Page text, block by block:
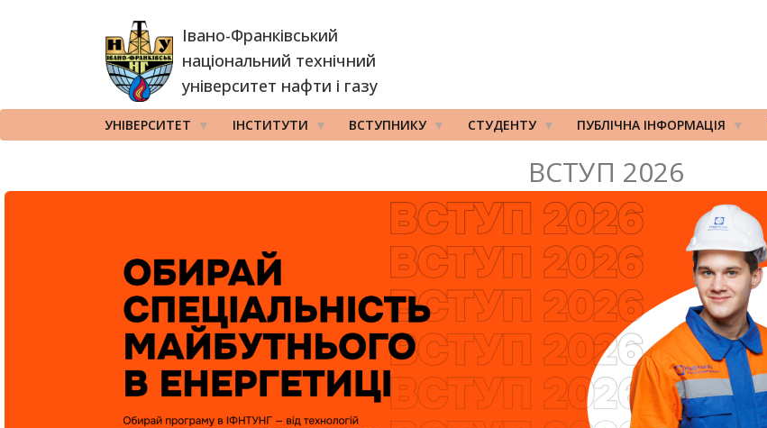
Івано-Франківський
національний технічний
університет нафти і газу
УНІВЕРСИТЕТ ІНСТИТУТИ ВСТУПНИКУ СТУДЕНТУ ПУБЛІЧНА ІНФОРМАЦІЯ
ВСТУП 2026